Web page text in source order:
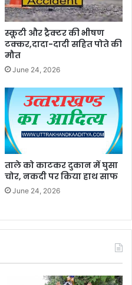
स्कूटी और ट्रैक्टर की भीषण
टक्कर,दादा-दादी सहित पोते की
मौत
June 24, 2026
ताले को काटकर दुकान में घुसा
चोर, नकदी पर किया हाथ साफ
June 24, 2026